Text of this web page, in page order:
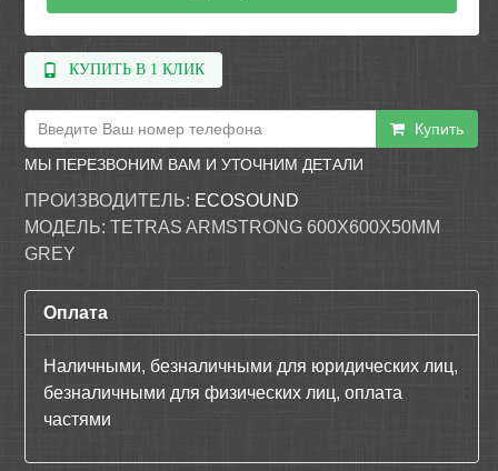
КУПИТЬ В 1 КЛИК
Купить
МЫ ПЕРЕЗВОНИМ ВАМ И УТОЧНИМ ДЕТАЛИ
ПРОИЗВОДИТЕЛЬ: ECOSOUND
МОДЕЛЬ: TETRAS ARMSTRONG 600Х600Х50ММ
GREY
Оплата
Наличными, безналичными для юридических лиц,
безналичными для физических лиц, оплата
частями